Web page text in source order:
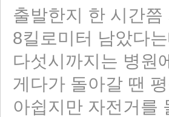
출발한지 한 시간
8킬로미터 남았다
다섯시까지는 병원
게다가 돌아갈 땐
아쉽지만 자전거를